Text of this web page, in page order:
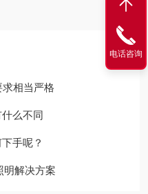
相当严格
么不同
手呢？
明解决方案
电话咨询